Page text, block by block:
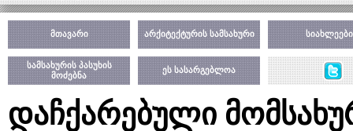
მთავარი არქიტექტურის სამსახური სიახლეები
სამსახურის პასუხის
მოძებნა
ეს სასარგებლოა
დაჩქარებული